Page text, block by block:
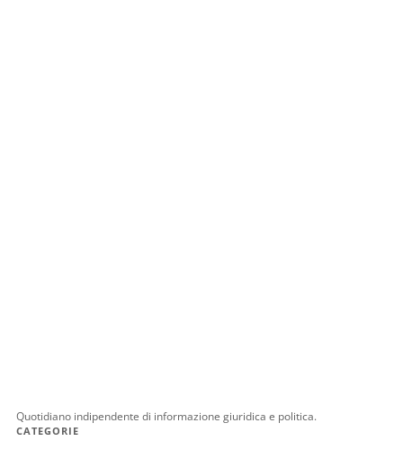
Quotidiano indipendente di informazione giuridica e politica.
CATEGORIE